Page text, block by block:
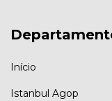
Início
Istanbul Agop